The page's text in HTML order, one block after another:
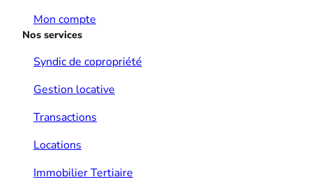
Mon compte
Nos services
Syndic de copropriété
Gestion locative
Transactions
Locations
Immobilier Tertiaire